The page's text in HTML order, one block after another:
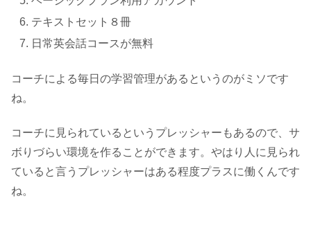
テキストセット８冊
日常英会話コースが無料
コーチによる毎日の学習管理があるというのがミソです
ね。
コーチに見られているというプレッシャーもあるので、サ
ボりづらい環境を作ることができます。やはり人に見られ
ていると言うプレッシャーはある程度プラスに働くんです
ね。